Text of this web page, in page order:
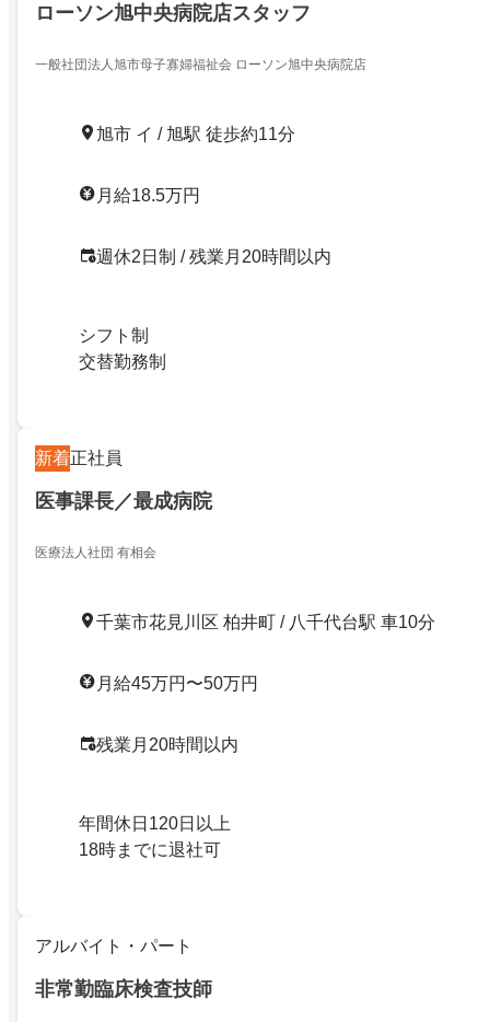
ローソン旭中央病院店スタッフ
一般社団法人旭市母子寡婦福祉会 ローソン旭中央病院店
旭市 イ / 旭駅 徒歩約11分
月給18.5万円
週休2日制 / 残業月20時間以内
シフト制
交替勤務制
新着正社員
医事課長／最成病院
医療法人社団 有相会
千葉市花見川区 柏井町 / 八千代台駅 車10分
月給45万円〜50万円
残業月20時間以内
年間休日120日以上
18時までに退社可
アルバイト・パート
非常勤臨床検査技師